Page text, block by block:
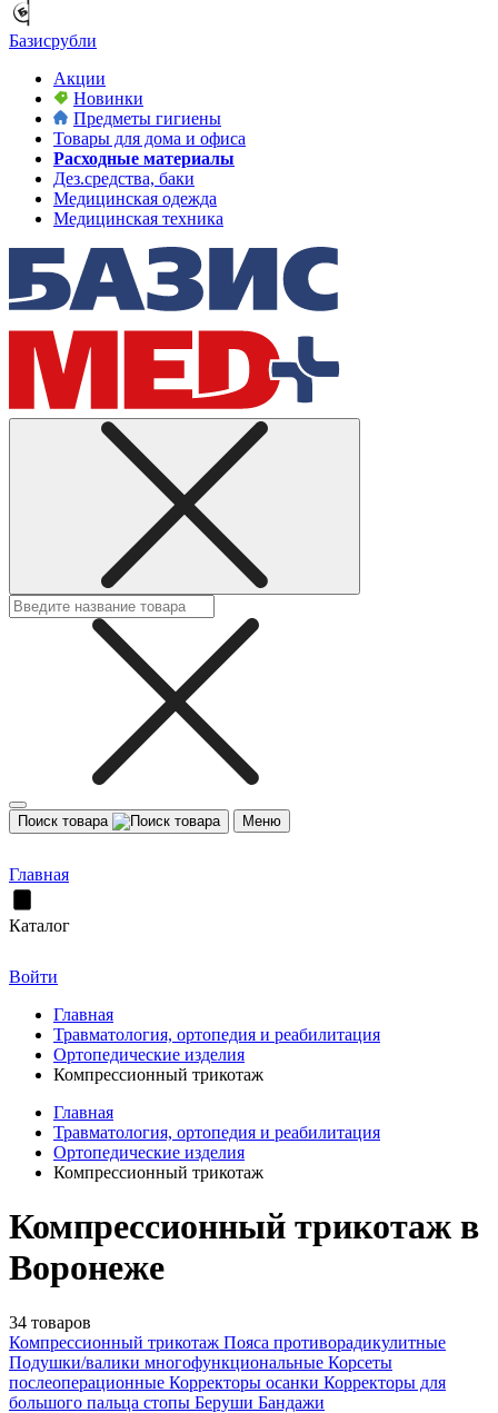
Базисрубли
Акции
Новинки
Предметы гигиены
Товары для дома и офиса
Расходные материалы
Дез.средства, баки
Медицинская одежда
Медицинская техника
Поиск товара Меню
Главная
Каталог
Войти
Главная
Травматология, ортопедия и реабилитация
Ортопедические изделия
Компрессионный трикотаж
Главная
Травматология, ортопедия и реабилитация
Ортопедические изделия
Компрессионный трикотаж
Компрессионный трикотаж в
Воронеже
34 товаров
Компрессионный трикотаж Пояса противорадикулитные
Подушки/валики многофункциональные Корсеты
послеоперационные Корректоры осанки Корректоры для
большого пальца стопы Беруши Бандажи